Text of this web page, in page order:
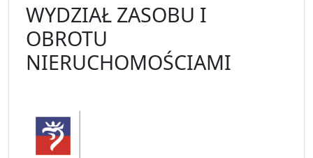
WYDZIAŁ ZASOBU I
OBROTU
NIERUCHOMOŚCIAMI